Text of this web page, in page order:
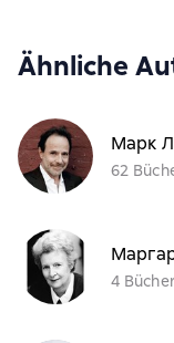
Ähnliche
Марк
62
4 Bücher